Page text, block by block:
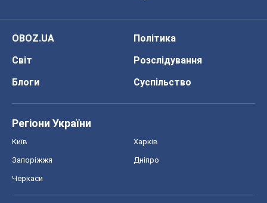
OBOZ.UA
Політика
Світ
Розслідування
Блоги
Суспільство
Регіони України
Київ Харків
Запоріжжя Дніпро
Черкаси